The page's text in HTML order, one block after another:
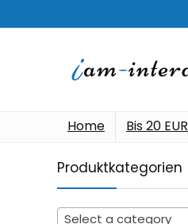
Home Bis 20 EUR
Produktkategorien
Select a category